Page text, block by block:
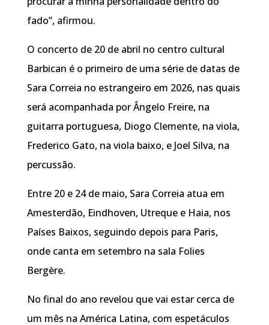
fado”, afirmou.
O concerto de 20 de abril no centro cultural
Barbican é o primeiro de uma série de datas de
Sara Correia no estrangeiro em 2026, nas quais
será acompanhada por Ângelo Freire, na
guitarra portuguesa, Diogo Clemente, na viola,
Frederico Gato, na viola baixo, e Joel Silva, na
percussão.
Entre 20 e 24 de maio, Sara Correia atua em
Amesterdão, Eindhoven, Utreque e Haia, nos
Países Baixos, seguindo depois para Paris,
onde canta em setembro na sala Folies
Bergère.
No final do ano revelou que vai estar cerca de
um mês na América Latina, com espetáculos